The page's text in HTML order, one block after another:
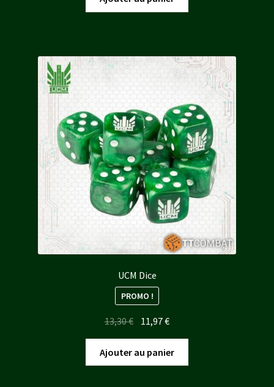
était : est :
UCM Dice
PROMO !
13,30€ Le
initial
était :
11,97€Le
actuel
est :
Ajouter au panier